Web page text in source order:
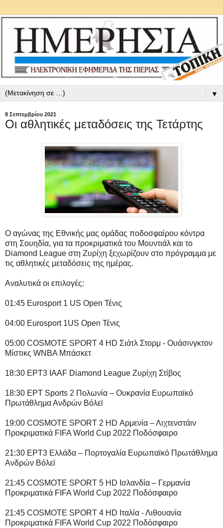
▼
8 Σεπτεμβρίου 2021
Οι αθλητικές μεταδόσεις της Τετάρτης
Ο αγώνας της Εθνικής μας ομάδας ποδοσφαίρου κόντρα
στη Σουηδία, για τα προκριματικά του Μουντιάλ και το
Diamond League στη Ζυρίχη ξεχωρίζουν στο πρόγραμμα με
τις αθλητικές μεταδόσεις της ημέρας.
Αναλυτικά οι επιλογές:
01:45 Eurosport 1 US Open Τένις
04:00 Eurosport 1US Open Τένις
05:00 COSMOTE SPORT 4 HD Σιάτλ Στορμ - Ουάσινγκτον
Μίστικς WNBA Μπάσκετ
18:30 ΕΡΤ3 IAAF Diamond League Ζυρίχη Στίβος
18:30 ΕΡΤ Sports 2 Πολωνία – Ουκρανία Ευρωπαϊκό
Πρωτάθλημα Ανδρών Βόλεϊ
19:00 COSMOTE SPORT 2 HD Αρμενία – Λιχτενστάιν
Προκριματικά FIFA World Cup 2022 Ποδόσφαιρο
21:30 ΕΡΤ3 Ελλάδα – Πορτογαλία Ευρωπαϊκό Πρωτάθλημα
Ανδρών Βόλεϊ
21:45 COSMOTE SPORT 5 HD Ισλανδία – Γερμανία
Προκριματικά FIFA World Cup 2022 Ποδόσφαιρο
21:45 COSMOTE SPORT 4 HD Ιταλία - Λιθουανία
Προκριματικά FIFA World Cup 2022 Ποδόσφαιρο